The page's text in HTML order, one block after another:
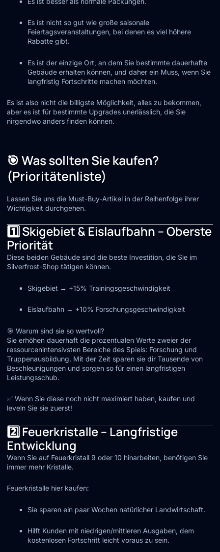
Es ist nicht so gut wie große saisonale
Feiertagsveranstaltungen, bei denen es viel höhere
Rabatte gibt.
Es ist der einzige Ort, an dem Sie bestimmte dauerhafte
Gebäude erhalten können, und daher ein Muss, wenn Sie
langfristig Fortschritte machen möchten.
Es ist also nicht die billigste Möglichkeit, alles zu bekommen,
aber es ist für bestimmte Upgrades unerlässlich, die Sie
nirgendwo anders finden können.
🎯 Was sollten Sie kaufen?
(Prioritätenliste)
Lassen Sie uns die Must-Buy-Artikel in der Reihenfolge ihrer
Wichtigkeit durchgehen.
1️⃣ Skigebiet & Eislaufbahn – Oberste
Priorität
Diese beiden Gebäude sind die beste Investition, die Sie im
Silverfrost-Shop tätigen können.
Skigebiet → +15% Trainingsgeschwindigkeit
Eislaufbahn → +10% Forschungsgeschwindigkeit
🎯 Warum sind sie so wertvoll?
Sie erhöhen dauerhaft die prozentualen Werte zweier der
ressourcenintensivsten Bereiche des Spiels: Forschung und
Truppenausbildung. Mit der Zeit sparen sie dir Tausende von
Beschleunigungen und sorgen so für einen langfristigen
Leistungsschub.
✅ Wenn Sie diese noch nicht maximiert haben, kaufen und
leveln Sie sie zuerst!
2️⃣ Feuerkristalle – Langfristige
Entwicklung
Wenn Sie auf Feuerkristall 9 oder 10 hinarbeiten, benötigen Sie
immer mehr Kristalle.
Feuerkristalle hier kaufen:
Sie sparen ein paar Wochen natürlicher Landwirtschaft.
Hilft Kunden mit niedrigen/mittleren Ausgaben, dem
kostenlosen Fortschritt leicht voraus zu sein.